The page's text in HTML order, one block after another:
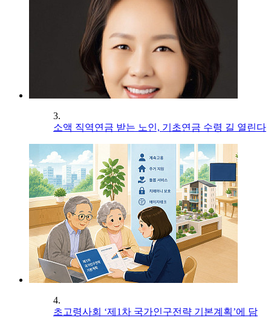
3.
소액 직역연금 받는 노인, 기초연금 수령 길 열린다
4.
초고령사회 ‘제1차 국가인구전략 기본계획’에 담